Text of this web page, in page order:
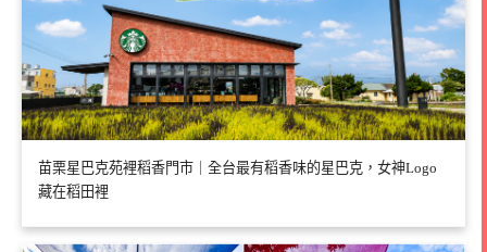
苗栗星巴克苑裡稻香門市｜全台最有稻香味的星巴克，女神Logo
藏在稻田裡